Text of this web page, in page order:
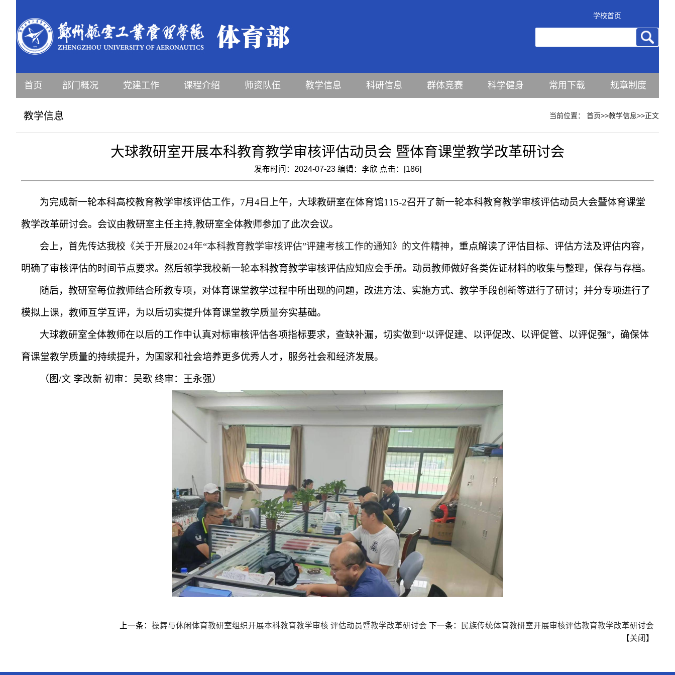
学校首页
首页 部门概况 党建工作 课程介绍 师资队伍 教学信息 科研信息 群体竞赛 科学健身 常用下载 规章制度
教学信息 当前位置： 首页>>教学信息>>正文
大球教研室开展本科教育教学审核评估动员会 暨体育课堂教学改革研讨会
发布时间：2024-07-23 编辑：李欣 点击：[186]
为完成新一轮本科高校教育教学审核评估工作， 7月4日上午，大球教研室在体育馆115-2召开了新一轮本科教育教学审核评估动员大会暨体育课堂
教学改革研讨会。会议由教研室主任主持,教研室全体教师参加了此次会议。
会上，首先传达我校 《关于开展2024年“本科教育教学审核评估”评建考核工作的通知》的文件精神，重点解读了评估目标、评估方法及评估内容，
明确了审核评估的时间节点要求。然后领学我校新一轮本科教育教学审核评估应知应会手册。动员教师做好各类佐证材料的收集与整理，保存与存档。
随后，教研室每位教师结合所教专项，对体育课堂教学过程中所出现的问题，改进方法、实施方式、教学手段创新等进行了研讨；并分专项进行了
模拟上课，教师互学互评，为以后切实提升体育课堂教学质量夯实基础。
大球教研室全体教师在以后的工作中认真对标审核评估各项指标要求，查缺补漏，切实做到“以评促建、以评促改、以评促管、以评促强”，确保体
育课堂教学质量的持续提升，为国家和社会培养更多优秀人才，服务社会和经济发展。
（图/文 李改新 初审：吴歌 终审：王永强）
上一条： 操舞与休闲体育教研室组织开展本科教育教学审核 评估动员暨教学改革研讨会 下一条：
民族传统体育教研室开展审核评估教育教学改革研讨会
【关闭 】